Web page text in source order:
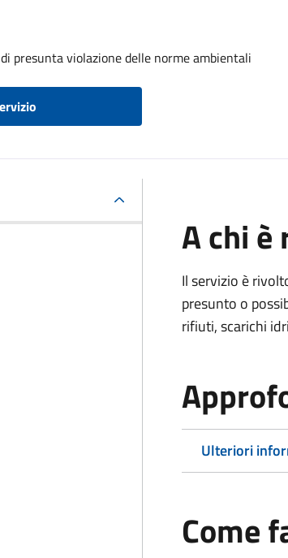
presunta violazione delle norme ambientali
A chi
Il servizio è
presunto o
rifiuti, scarichi
Ulteriori
Come